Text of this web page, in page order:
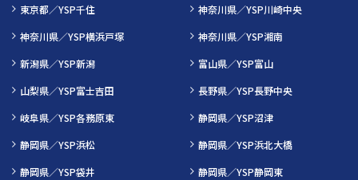
東京都／YSP千住
神奈川県／YSP川崎中央
神奈川県／YSP横浜戸塚
神奈川県／YSP湘南
新潟県／YSP新潟
富山県／YSP富山
山梨県／YSP富士吉田
長野県／YSP長野中央
岐阜県／YSP各務原東
静岡県／YSP沼津
静岡県／YSP浜松
静岡県／YSP浜北大橋
静岡県／YSP袋井
静岡県／YSP静岡東